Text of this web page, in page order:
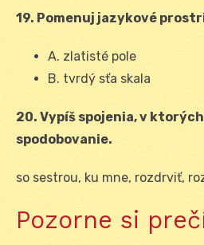
19. Pomenuj jazykové
A. zlatisté pole
B. tvrdý sťa skala
20. Vypíš spojenia, v
spodobovanie.
so sestrou, ku mne, rozdrviť,
Pozorne si